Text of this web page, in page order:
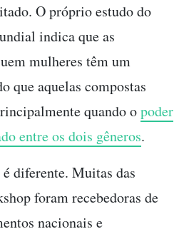
O próprio estudo do
indica que as
mulheres têm um
que aquelas compostas
quando opoder
entre os dois gêneros.
diferente. Muitas das
foram recebedoras de
nacionais e